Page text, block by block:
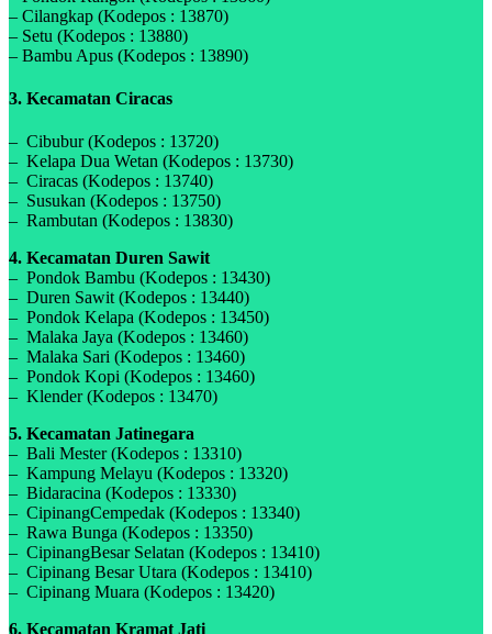
– Cilangkap (Kodepos : 13870)
– Setu (Kodepos : 13880)
– Bambu Apus (Kodepos : 13890)
3. Kecamatan Ciracas
– Cibubur (Kodepos : 13720)
– Kelapa Dua Wetan (Kodepos : 13730)
– Ciracas (Kodepos : 13740)
– Susukan (Kodepos : 13750)
– Rambutan (Kodepos : 13830)
4. Kecamatan Duren Sawit
– Pondok Bambu (Kodepos : 13430)
– Duren Sawit (Kodepos : 13440)
– Pondok Kelapa (Kodepos : 13450)
– Malaka Jaya (Kodepos : 13460)
– Malaka Sari (Kodepos : 13460)
– Pondok Kopi (Kodepos : 13460)
– Klender (Kodepos : 13470)
5. Kecamatan Jatinegara
– Bali Mester (Kodepos : 13310)
– Kampung Melayu (Kodepos : 13320)
– Bidaracina (Kodepos : 13330)
– CipinangCempedak (Kodepos : 13340)
– Rawa Bunga (Kodepos : 13350)
– CipinangBesar Selatan (Kodepos : 13410)
– Cipinang Besar Utara (Kodepos : 13410)
– Cipinang Muara (Kodepos : 13420)
6. Kecamatan Kramat Jati